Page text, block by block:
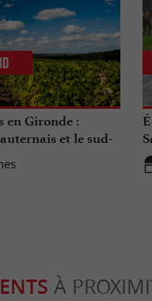
en Gironde :
et le sud-
À